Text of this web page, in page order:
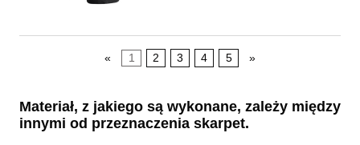
« 1 2 3 4 5 »
Materiał, z jakiego są wykonane, zależy między
innymi od przeznaczenia skarpet.